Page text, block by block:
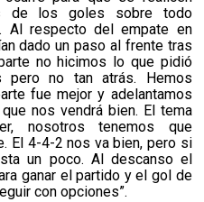
de los goles sobre todo
Al respecto del empate en
dado un paso al frente tras
no hicimos lo que pidió
pero no tan atrás. Hemos
fue mejor y adelantamos
nos vendrá bien. El tema
nosotros tenemos que
El 4-4-2 nos va bien, pero si
un poco. Al descanso el
ganar el partido y el gol de
con opciones”.